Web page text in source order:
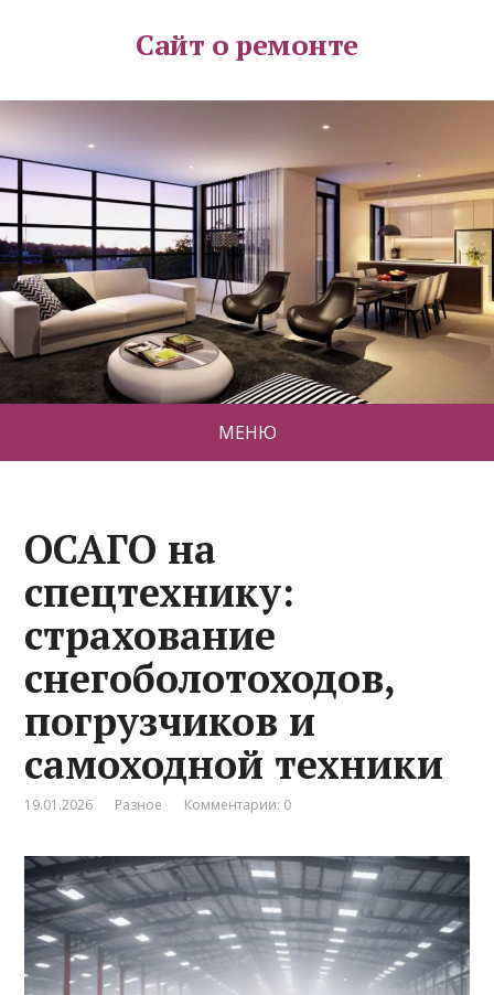
Сайт о ремонте
МЕНЮ
ОСАГО на
спецтехнику:
страхование
снегоболотоходов,
погрузчиков и
самоходной техники
19.01.2026 Разное Комментарии: 0